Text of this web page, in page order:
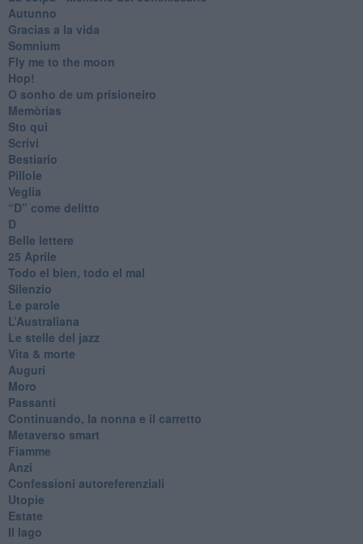
Autunno
Gracias a la vida
Somnium
Fly me to the moon
Hop!
O sonho de um prisioneiro
Memòrias
Sto qui
Scrivi
Bestiario
Pillole
Veglia
​“D” come delitto
D
Belle lettere
25 Aprile
Todo el bien, todo el mal
Silenzio
Le parole
​L’Australiana
Le stelle del jazz
Vita & morte
Auguri
Moro
Passanti
Continuando, la nonna e il carretto
Metaverso smart
Fiamme
Anzi
Confessioni autoreferenziali
Utopie
Estate
Il lago